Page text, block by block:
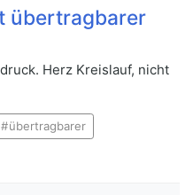
übertragbarer
Herz Kreislauf, nicht
übertragbarer